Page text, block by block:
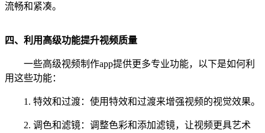
流畅和紧凑。
四、利用高级功能提升视频质量
一些高级视频制作app提供更多专业功能，以下是如何利
用这些功能：
1. 特效和过渡：使用特效和过渡来增强视频的视觉效果。
2. 调色和滤镜：调整色彩和添加滤镜，让视频更具艺术